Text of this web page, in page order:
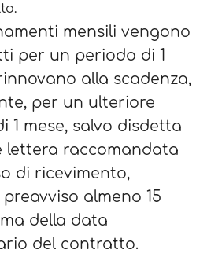
mensili vengono
per un periodo di 1
alla scadenza,
per un ulteriore
1 mese, salvo disdetta
lettera raccomandata
di ricevimento,
almeno 15
della data
del contratto.